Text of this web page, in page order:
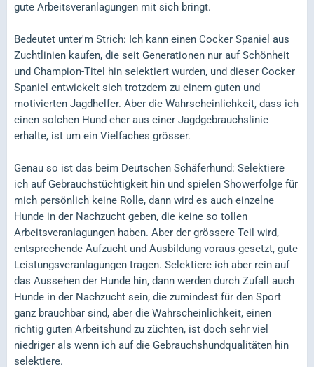
gute Arbeitsveranlagungen mit sich bringt.
Bedeutet unter'm Strich: Ich kann einen Cocker Spaniel aus
Zuchtlinien kaufen, die seit Generationen nur auf Schönheit
und Champion-Titel hin selektiert wurden, und dieser Cocker
Spaniel entwickelt sich trotzdem zu einem guten und
motivierten Jagdhelfer. Aber die Wahrscheinlichkeit, dass ich
einen solchen Hund eher aus einer Jagdgebrauchslinie
erhalte, ist um ein Vielfaches grösser.
Genau so ist das beim Deutschen Schäferhund: Selektiere
ich auf Gebrauchstüchtigkeit hin und spielen Showerfolge für
mich persönlich keine Rolle, dann wird es auch einzelne
Hunde in der Nachzucht geben, die keine so tollen
Arbeitsveranlagungen haben. Aber der grössere Teil wird,
entsprechende Aufzucht und Ausbildung voraus gesetzt, gute
Leistungsveranlagungen tragen. Selektiere ich aber rein auf
das Aussehen der Hunde hin, dann werden durch Zufall auch
Hunde in der Nachzucht sein, die zumindest für den Sport
ganz brauchbar sind, aber die Wahrscheinlichkeit, einen
richtig guten Arbeitshund zu züchten, ist doch sehr viel
niedriger als wenn ich auf die Gebrauchshundqualitäten hin
selektiere.